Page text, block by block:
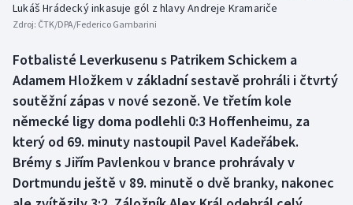
Boby a skeleton
Box
Curling
Dostihy
Florbal
AZ kvíz
Lukáš Hrádecký inkasuje gól z hlavy Andreje Kramariče
Zdroj: ČTK/DPA/Federico Gambarini
Fotbalisté Leverkusenu s Patrikem Schickem a
Adamem Hložkem v základní sestavě prohráli i čtvrtý
soutěžní zápas v nové sezoně. Ve třetím kole
německé ligy doma podlehli 0:3 Hoffenheimu, za
který od 69. minuty nastoupil Pavel Kadeřábek.
Brémy s Jiřím Pavlenkou v brance prohrávaly v
Dortmundu ještě v 89. minutě o dvě branky, nakonec